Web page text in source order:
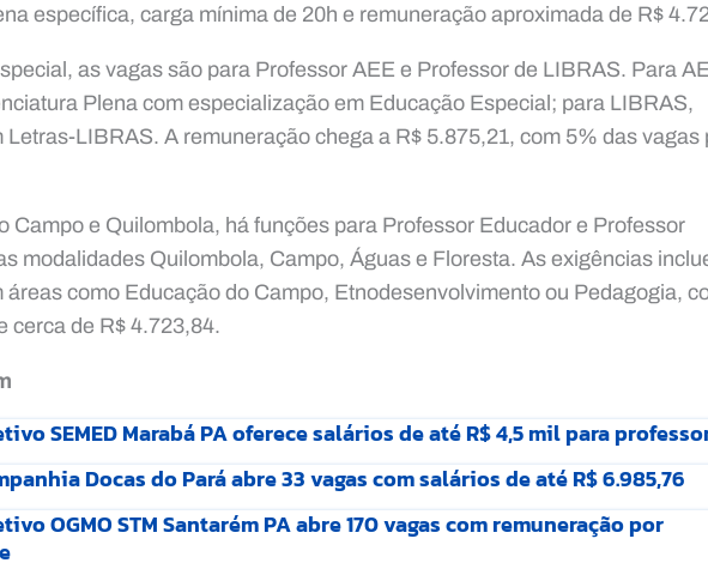
específica, carga mínima de 20h e remuneração aproximada de R$
as vagas são para Professor AEE e Professor de LIBRAS. Para
Plena com especialização em Educação Especial; para LIBRAS,
Letras-LIBRAS. A remuneração chega a R$ 5.875,21, com 5% das vagas
Campo e Quilombola, há funções para Professor Educador e Professor
modalidades Quilombola, Campo, Águas e Floresta. As exigências
áreas como Educação do Campo, Etnodesenvolvimento ou Pedagogia,
cerca de R$ 4.723,84.
SEMED Marabá PA oferece salários de até R$ 4,5 mil para
Docas do Pará abre 33 vagas com salários de até R$ 6.985,76
OGMO STM Santarém PA abre 170 vagas com remuneração por